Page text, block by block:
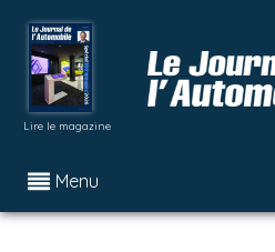
Lire le magazine
Menu